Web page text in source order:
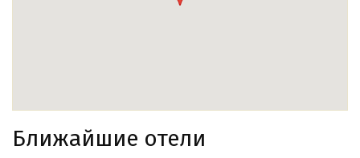
Ближайшие отели